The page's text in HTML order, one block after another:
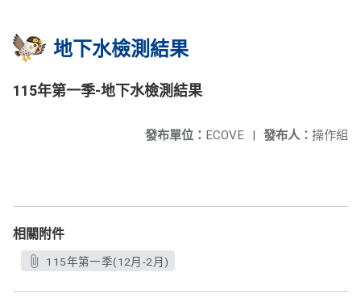
地下水檢測結果
115年第一季-地下水檢測結果
發布人： 操作組
發布單位： ECOVE |
相關附件
115年第一季(12月-2月)